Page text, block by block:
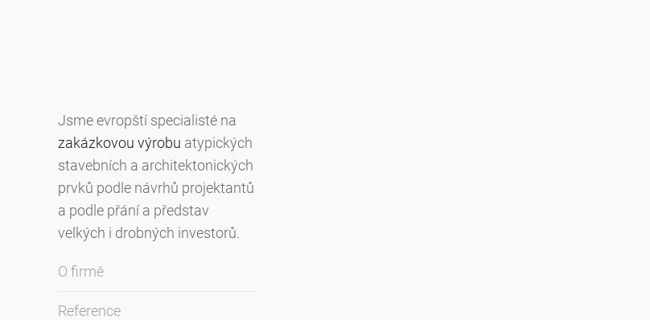
Jsme evropští specialisté na
zakázkovou výrobu atypických
stavebních a architektonických
prvků podle návrhů projektantů
a podle přání a představ
velkých i drobných investorů.
O firmě
Reference